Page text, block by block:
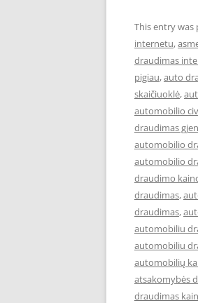
This entry was
internetu,
draudimas
pigiau,auto
skaičiuoklė,
automobilio
draudimas
automobilio
automobilio
draudimo
draudimas,
draudimas,
automobiliu
automobiliu
automobilių
atsakomybės
draudimas